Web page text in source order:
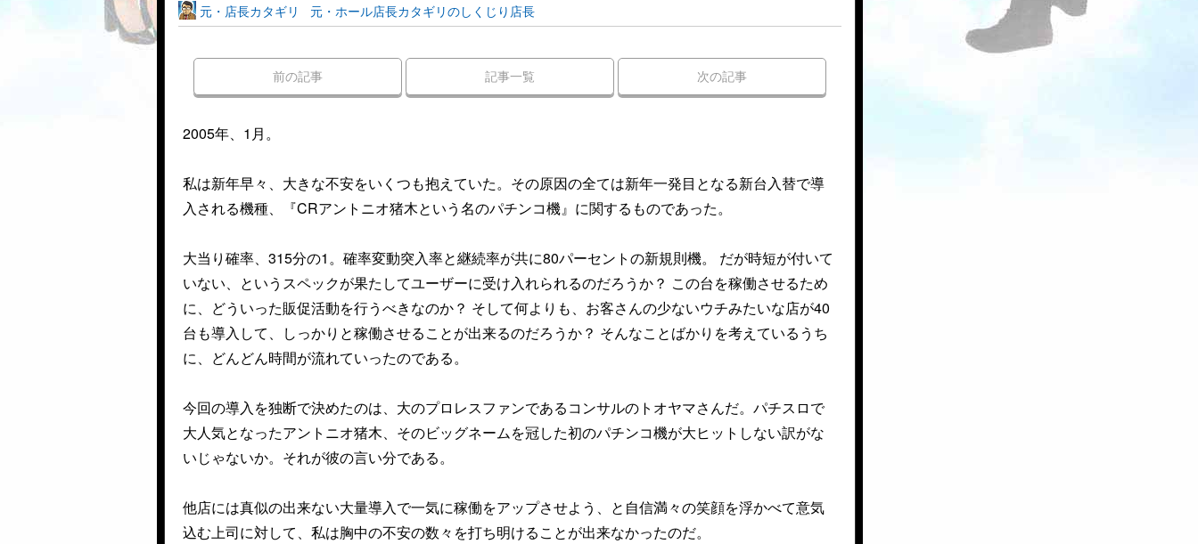
元・店長カタギリ 元・ホール店長カタギリのしくじり店長
前の記事 記事一覧 次の記事
2005年、1月。
私は新年早々、大きな不安をいくつも抱えていた。その原因の全ては新年一発目となる新台入替で導
入される機種、『CRアントニオ猪木という名のパチンコ機』に関するものであった。
大当り確率、315分の1。確率変動突入率と継続率が共に80パーセントの新規則機。 だが時短が付いて
いない、というスペックが果たしてユーザーに受け入れられるのだろうか？ この台を稼働させるため
に、どういった販促活動を行うべきなのか？ そして何よりも、お客さんの少ないウチみたいな店が40
台も導入して、しっかりと稼働させることが出来るのだろうか？ そんなことばかりを考えているうち
に、どんどん時間が流れていったのである。
今回の導入を独断で決めたのは、大のプロレスファンであるコンサルのトオヤマさんだ。パチスロで
大人気となったアントニオ猪木、そのビッグネームを冠した初のパチンコ機が大ヒットしない訳がな
いじゃないか。それが彼の言い分である。
他店には真似の出来ない大量導入で一気に稼働をアップさせよう、と自信満々の笑顔を浮かべて意気
込む上司に対して、私は胸中の不安の数々を打ち明けることが出来なかったのだ。